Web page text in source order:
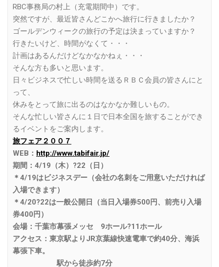
RBC事務局の村上（充電期間中）です。
突然ですが、最近皆さんどこかへ旅行に行きましたか？
ゴールデンウィークの旅行の予定は決まっていますか？
行きたいけど、時間がなくて・・・
計画はあるんだけどなかなかねぇ・・・
そんな方も多いと思います。
日々ビジネスで忙しい時間を送るＲＢＣ会員の皆さんにと
って、
休みをとって旅に出るのはなかなか難しいもの。
そんな忙しい皆さんに１日で日本全国を旅することができ
るイベントをご案内します。
旅フェア２００７
WEB： http://www.tabifair.jp/
期間：4/19（木）?22（日）
＊4/19はビジネスデー（会社の名刺をご用意いただければ
入場できます）
＊4/20?22は一般公開日（当日入場券500円、前売り入場
券400円）
会場：千葉市幕張メッセ 9ホール?11ホール
アクセス：東京駅よりJR京葉線快速電車で約40分、海浜
幕張下車。
駅から徒歩約7分